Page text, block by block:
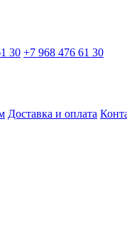
30 +7 968 476 61 30
Доставка и оплата